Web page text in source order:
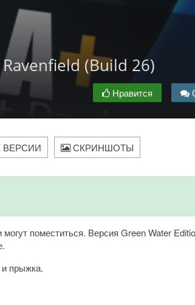
(Build 26)
Нравится
СКРИНШОТЫ
поместиться. Версия Green Water
прыжка.